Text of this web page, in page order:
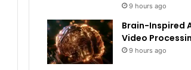
9 hours ago
Brain-Inspired
Video
9 hours ago